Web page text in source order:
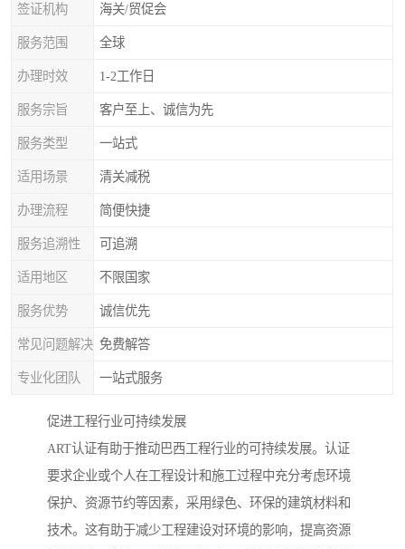
签证机构 海关/贸促会
服务范围 全球
办理时效 1-2工作日
服务宗旨 客户至上、诚信为先
服务类型 一站式
适用场景 清关减税
办理流程 简便快捷
服务追溯性 可追溯
适用地区 不限国家
服务优势 诚信优先
常见问题解决 免费解答
专业化团队 一站式服务
促进工程行业可持续发展
ART认证有助于推动巴西工程行业的可持续发展。认证
要求企业或个人在工程设计和施工过程中充分考虑环境
保护、资源节约等因素，采用绿色、环保的建筑材料和
技术。这有助于减少工程建设对环境的影响，提高资源